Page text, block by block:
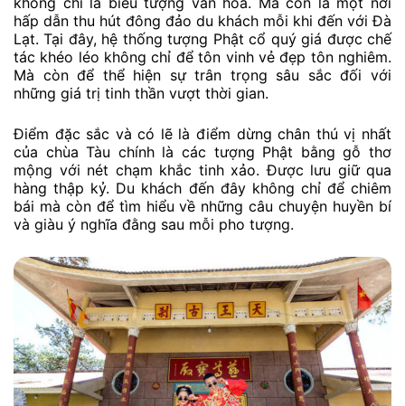
hấp dẫn thu hút đông đảo du khách mỗi khi đến với Đà
Lạt. Tại đây, hệ thống tượng Phật cổ quý giá được chế
tác khéo léo không chỉ để tôn vinh vẻ đẹp tôn nghiêm.
Mà còn để thể hiện sự trân trọng sâu sắc đối với
những giá trị tinh thần vượt thời gian.
Điểm đặc sắc và có lẽ là điểm dừng chân thú vị nhất
của chùa Tàu chính là các tượng Phật bằng gỗ thơ
mộng với nét chạm khắc tinh xảo. Được lưu giữ qua
hàng thập kỷ. Du khách đến đây không chỉ để chiêm
bái mà còn để tìm hiểu về những câu chuyện huyền bí
và giàu ý nghĩa đằng sau mỗi pho tượng.